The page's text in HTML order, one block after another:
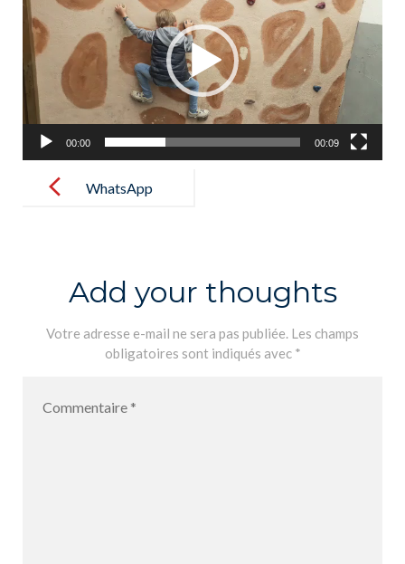
00:00 00:09
navigationWhatsApp
Add your thoughts
Votre adresse e-mail ne sera pas publiée. Les champs
obligatoires sont indiqués avec *